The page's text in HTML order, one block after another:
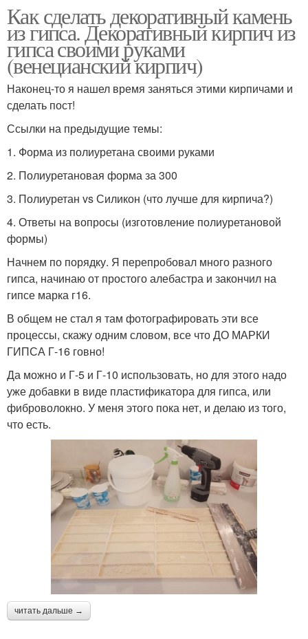
Как сделать декоративный камень
из гипса. Декоративный кирпич из
гипса своими руками
(венецианский кирпич)
Наконец-то я нашел время заняться этими кирпичами и
сделать пост!
Ссылки на предыдущие темы:
1. Форма из полиуретана своими руками
2. Полиуретановая форма за 300
3. Полиуретан vs Силикон (что лучше для кирпича?)
4. Ответы на вопросы (изготовление полиуретановой
формы)
Начнем по порядку. Я перепробовал много разного
гипса, начинаю от простого алебастра и закончил на
гипсе марка г16.
В общем не стал я там фотографировать эти все
процессы, скажу одним словом, все что ДО МАРКИ
ГИПСА Г-16 говно!
Да можно и Г-5 и Г-10 использовать, но для этого надо
уже добавки в виде пластификатора для гипса, или
фиброволокно. У меня этого пока нет, и делаю из того,
что есть.
читать дальше →